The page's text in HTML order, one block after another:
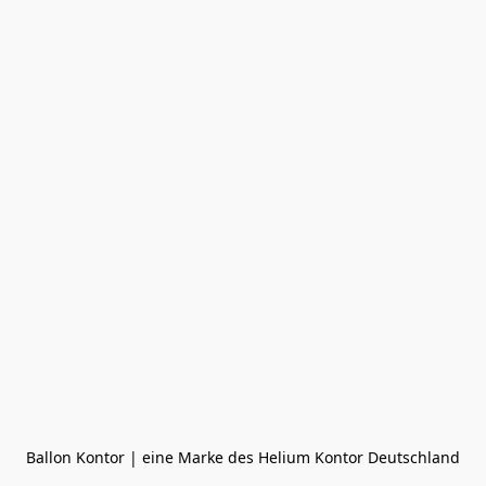
Ballon Kontor | eine Marke des Helium Kontor Deutschland